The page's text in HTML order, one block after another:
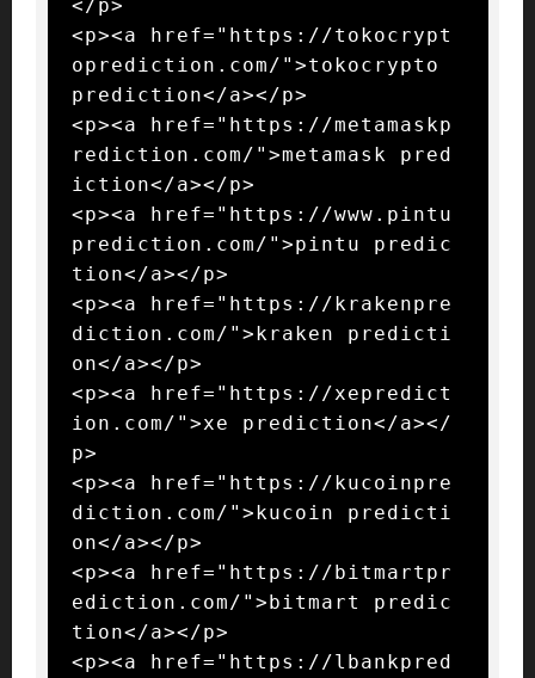
</p>
<p><a href="https://tokocrypt
oprediction.com/">tokocrypto
prediction</a></p>
<p><a href="https://metamaskp
rediction.com/">metamask pred
iction</a></p>
<p><a href="https://www.pintu
prediction.com/">pintu predic
tion</a></p>
<p><a href="https://krakenpre
diction.com/">kraken predicti
on</a></p>
<p><a href="https://xepredict
ion.com/">xe prediction</a></
p>
<p><a href="https://kucoinpre
diction.com/">kucoin predicti
on</a></p>
<p><a href="https://bitmartpr
ediction.com/">bitmart predic
tion</a></p>
<p><a href="https://lbankpred